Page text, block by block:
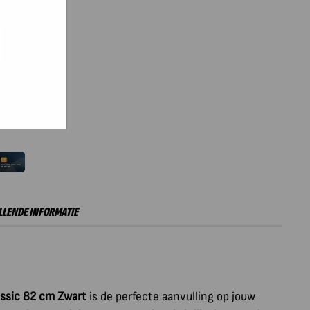
INFORMATIE
82 cm Zwart is de perfecte aanvulling op jouw
Er
van